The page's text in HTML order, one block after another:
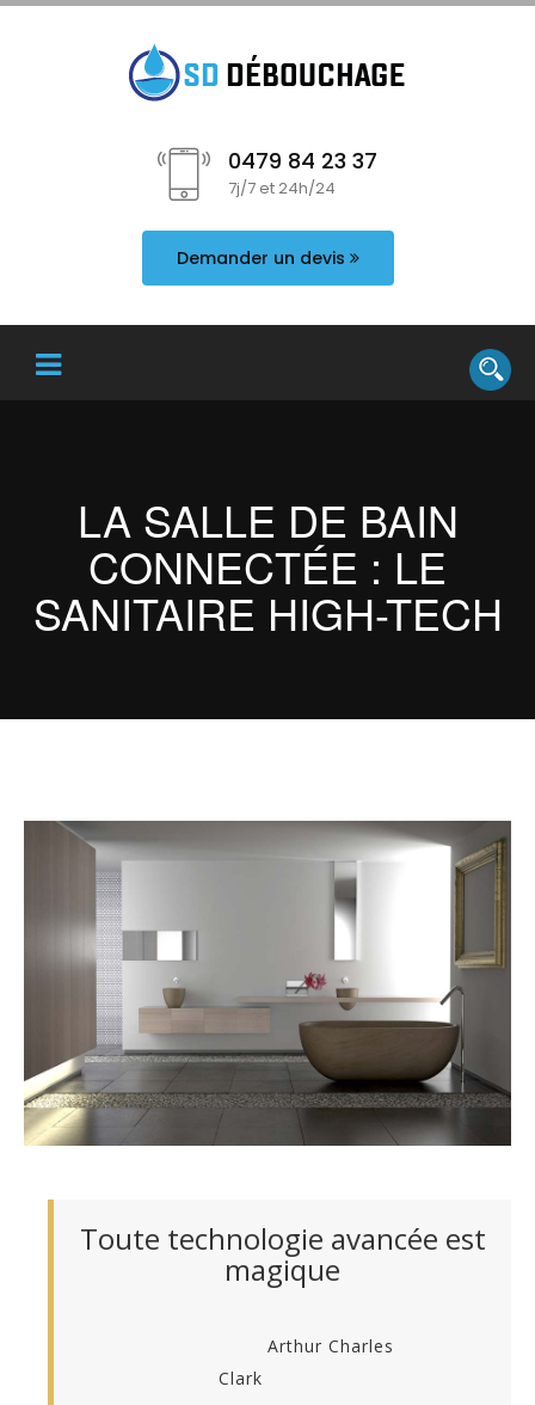
0479 84 23 37
7j/7 et 24h/24
Demander un devis
LA SALLE DE BAIN
CONNECTÉE : LE
SANITAIRE HIGH-TECH
Toute technologie avancée est
magique
Arthur Charles
Clark